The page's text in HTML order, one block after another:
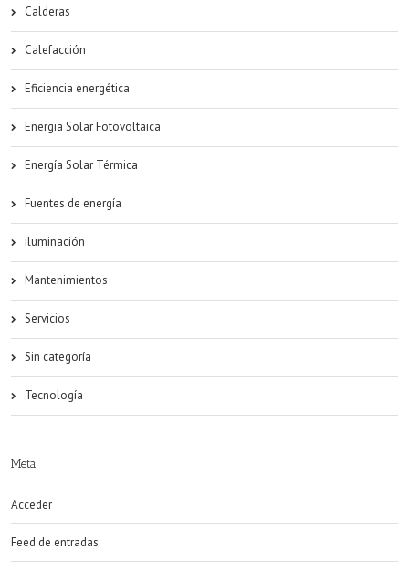
Calderas
Calefacción
Eficiencia energética
Energia Solar Fotovoltaica
Energía Solar Térmica
Fuentes de energía
iluminación
Mantenimientos
Servicios
Sin categoría
Tecnología
Meta
Acceder
Feed de entradas